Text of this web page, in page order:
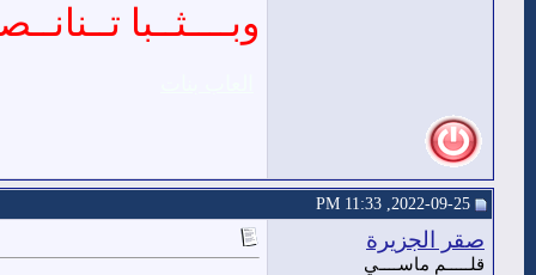
وبــــثــبا
صقر الجزيرة
قلـــــم ماســــي